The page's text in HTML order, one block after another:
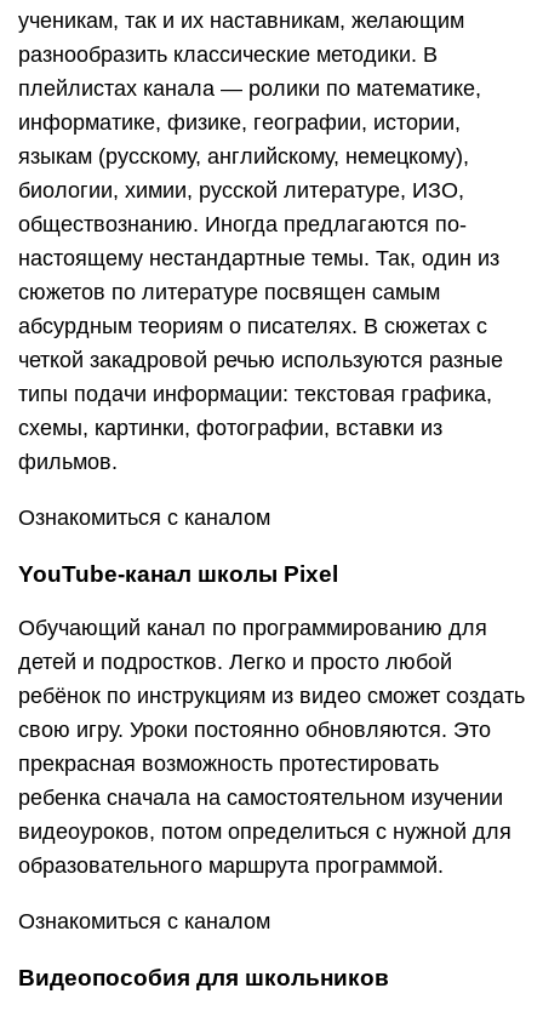
ученикам, так и их наставникам, желающим
разнообразить классические методики. В
плейлистах канала — ролики по математике,
информатике, физике, географии, истории,
языкам (русскому, английскому, немецкому),
биологии, химии, русской литературе, ИЗО,
обществознанию. Иногда предлагаются по-
настоящему нестандартные темы. Так, один из
сюжетов по литературе посвящен самым
абсурдным теориям о писателях. В сюжетах с
четкой закадровой речью используются разные
типы подачи информации: текстовая графика,
схемы, картинки, фотографии, вставки из
фильмов.
Ознакомиться с каналом
YouTube-канал школы Pixel
Обучающий канал по программированию для
детей и подростков. Легко и просто любой
ребёнок по инструкциям из видео сможет создать
свою игру. Уроки постоянно обновляются. Это
прекрасная возможность протестировать
ребенка сначала на самостоятельном изучении
видеоуроков, потом определиться с нужной для
образовательного маршрута программой.
Ознакомиться с каналом
Видеопособия для школьников